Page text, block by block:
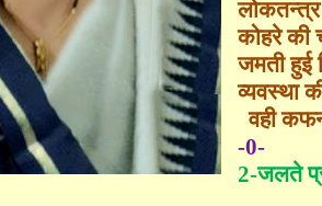
लोकतन्त्र
कोहरे की
जमती हुई
व्यवस्था
वही
-0-
2-जलते